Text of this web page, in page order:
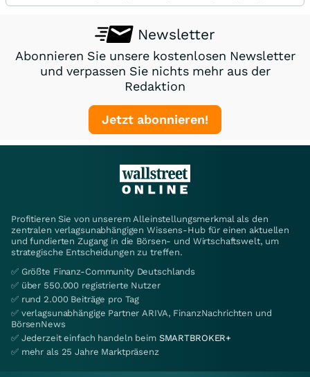
Newsletter
Abonnieren Sie unsere kostenlosen Newsletter
und verpassen Sie nichts mehr aus der
Redaktion
Jetzt abonnieren!
Profitieren Sie von unserem Alleinstellungsmerkmal als den
zentralen verlagsunabhängigen Wissens-Hub für einen aktuellen
und fundierten Zugang in die Börsen- und Wirtschaftswelt, um
strategische Entscheidungen zu treffen.
✅ Größte Finanz-Community Deutschlands
✅ über 550.000 registrierte Nutzer
✅ rund 2.000 Beiträge pro Tag
✅ verlagsunabhängige Partner ARIVA, FinanzNachrichten und
BörsenNews
✅ Jederzeit einfach handeln beim SMARTBROKER+
✅ mehr als 25 Jahre Marktpräsenz